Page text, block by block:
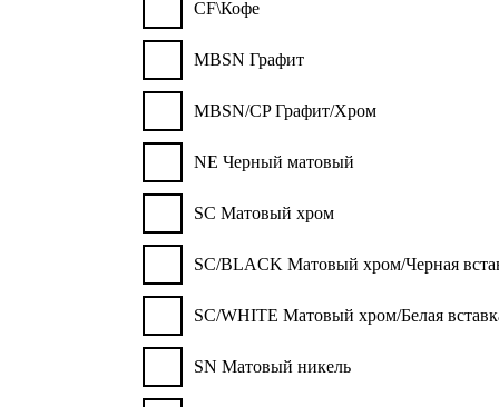
CF\Кофе
MBSN Графит
MBSN/CP Графит/Хром
NE Черный матовый
SC Матовый хром
SC/BLACK Матовый хром/Черная
SC/WHITE Матовый хром/Белая
SN Матовый никель